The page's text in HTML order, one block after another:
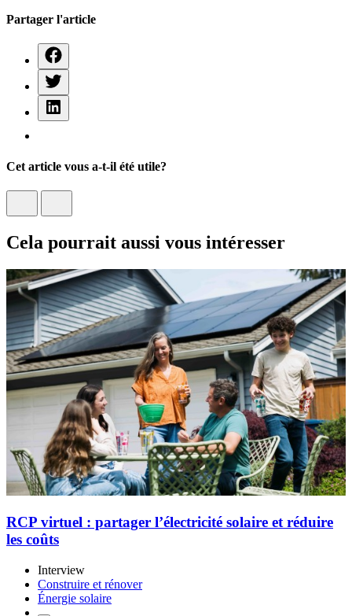
Partager l'article
Cet article vous a-t-il été utile?
Cela pourrait aussi vous intéresser
RCP virtuel : partager l’électricité solaire et réduire
les coûts
Interview
Construire et rénover
Énergie solaire